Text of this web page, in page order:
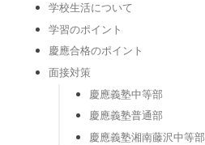
学校生活について
学習のポイント
慶應合格のポイント
面接対策
慶應義塾中等部
慶應義塾普通部
慶應義塾湘南藤沢中等部